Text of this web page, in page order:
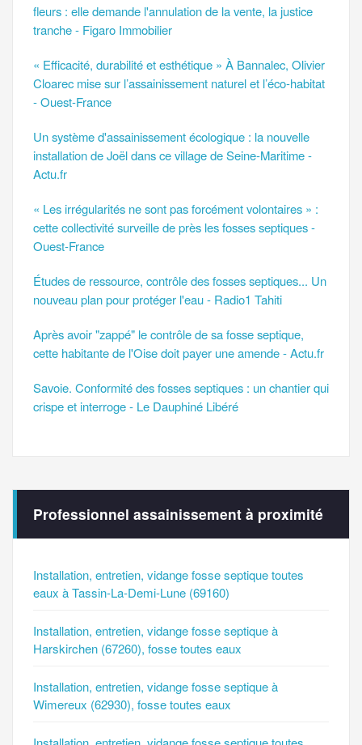
fleurs : elle demande l'annulation de la vente, la justice
tranche - Figaro Immobilier
« Efficacité, durabilité et esthétique » À Bannalec, Olivier
Cloarec mise sur l’assainissement naturel et l’éco-habitat
- Ouest-France
Un système d'assainissement écologique : la nouvelle
installation de Joël dans ce village de Seine-Maritime -
Actu.fr
« Les irrégularités ne sont pas forcément volontaires » :
cette collectivité surveille de près les fosses septiques -
Ouest-France
Études de ressource, contrôle des fosses septiques... Un
nouveau plan pour protéger l'eau - Radio1 Tahiti
Après avoir "zappé" le contrôle de sa fosse septique,
cette habitante de l'Oise doit payer une amende - Actu.fr
Savoie. Conformité des fosses septiques : un chantier qui
crispe et interroge - Le Dauphiné Libéré
Professionnel assainissement à proximité
Installation, entretien, vidange fosse septique toutes
eaux à Tassin-La-Demi-Lune (69160)
Installation, entretien, vidange fosse septique à
Harskirchen (67260), fosse toutes eaux
Installation, entretien, vidange fosse septique à
Wimereux (62930), fosse toutes eaux